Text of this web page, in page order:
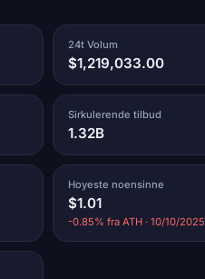
24t Volum
$1,219,033.00
Sirkulerende tilbud
1.32B
Hoyeste noensinne
$1.01
-0.85% fra ATH · 10/10/2025